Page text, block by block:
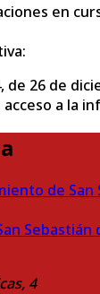
en
de 26 de
a la
Sebastián
4